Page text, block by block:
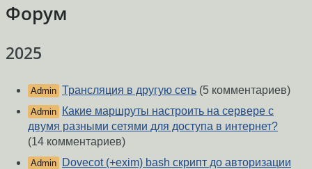
Форум
2025
Admin Трансляция в другую сеть (5 комментариев)
Admin
Какие маршруты настроить на сервере с
двумя разными сетями для доступа в интернет?
(14 комментариев)
Admin
Dovecot (+exim) bash скрипт до авторизации